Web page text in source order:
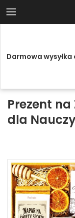
Darmowa wysyłka
Prezent
dla